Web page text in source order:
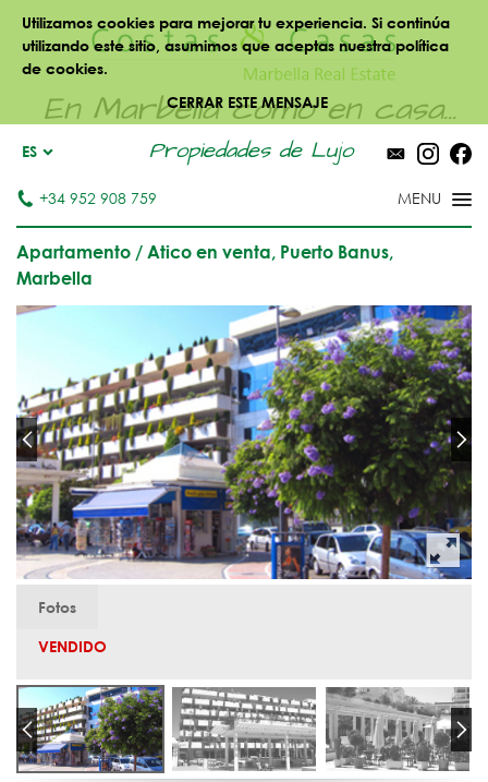
Utilizamos cookies para mejorar tu experiencia. Si continúa
utilizando este sitio, asumimos que aceptas nuestra política
de cookies.
CERRAR ESTE MENSAJE
En Marbella como en casa...
Propiedades de Lujo
ES
+34 952 908 759
Apartamento / Atico en venta, Puerto Banus,
Marbella
Fotos
VENDIDO